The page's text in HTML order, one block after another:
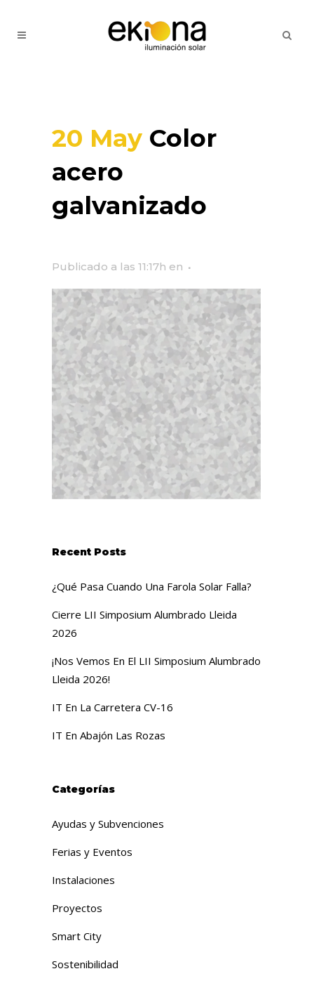
20 May Color
acero
galvanizado
Publicado a las 11:17h en
Recent Posts
¿Qué Pasa Cuando Una Farola Solar Falla?
Cierre LII Simposium Alumbrado Lleida
2026
¡Nos Vemos En El LII Simposium Alumbrado
Lleida 2026!
IT En La Carretera CV-16
IT En Abajón Las Rozas
Categorías
Ayudas y Subvenciones
Ferias y Eventos
Instalaciones
Proyectos
Smart City
Sostenibilidad